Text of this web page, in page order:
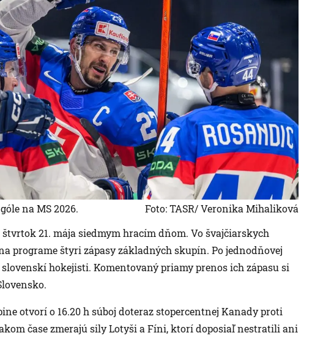
na MS 2026.
Foto: TASR/ Veronika Mihaliková
21. mája siedmym hracím dňom. Vo švajčiarskych
programe štyri zápasy základných skupín. Po jednodňovej
hokejisti. Komentovaný priamy prenos ich zápasu si
otvorí o 16.20 h súboj doteraz stopercentnej Kanady proti
čase zmerajú sily Lotyši a Fíni, ktorí doposiaľ nestratili ani